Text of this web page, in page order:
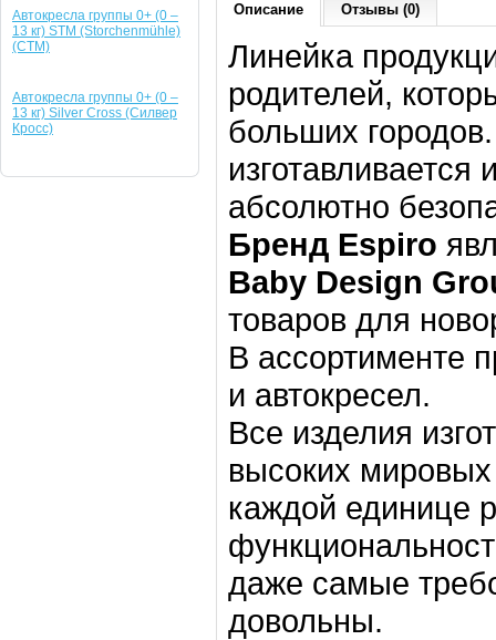
Автокресла группы 0+ (0 –
13 кг) STM (Storchenmühle)
(СТМ)
Автокресла группы 0+ (0 –
13 кг) Silver Cross (Силвер
Кросс)
Описание Отзывы (0)
Линейка
родителей,
больших
абсолютно
Бренд Espiro
Baby Design
товаров для
В ассортименте
и автокресел.
Все изделия
высоких
каждой единице
даже самые
довольны.